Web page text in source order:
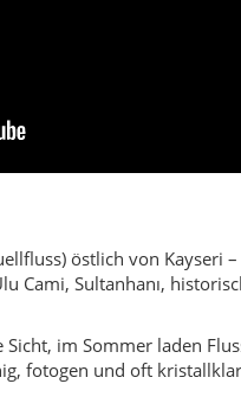
Han-Anlagen &
Fotozeiten am Nachmittag.
Honig, Molkereiwaren,
kalt – warme Kleidung
& an historischen
teils rutschig – defensiv